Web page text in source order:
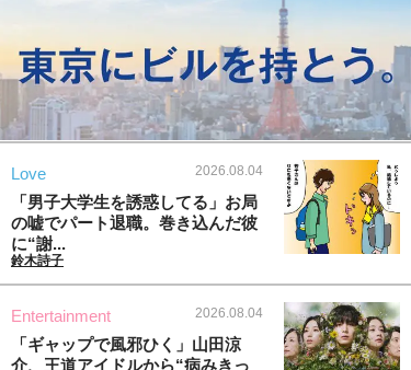
Love 2026.08.04
「男子大学生を誘惑してる」お局
の嘘でパート退職。巻き込んだ彼
に“謝...
鈴木詩子
Entertainment 2026.08.04
「ギャップで風邪ひく」山田涼
介、王道アイドルから“病みきっ